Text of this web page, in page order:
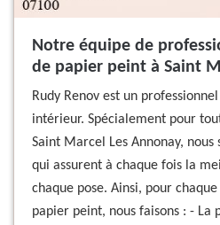
Notre équipe de
de papier peint à Saint
Rudy Renov est un
intérieur. Spécialement pour
Saint Marcel Les Annonay, nous
qui assurent à chaque fois la
chaque pose. Ainsi, pour
papier peint, nous faisons : - La